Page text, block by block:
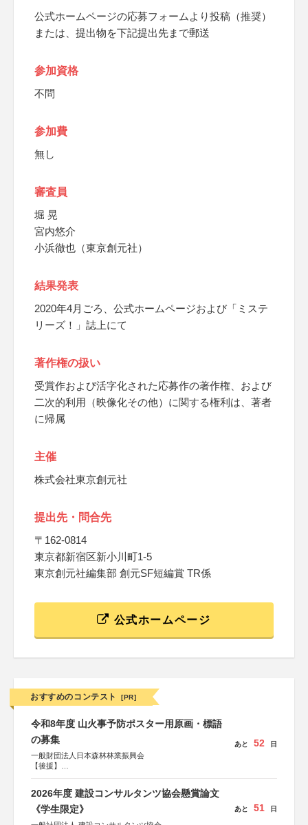
公式ホームページの応募フォームより投稿（推奨）
または、提出物を下記提出先まで郵送
参加資格
不問
参加費
無し
審査員
堀 晃
宮内悠介
小浜徹也（東京創元社）
結果発表
2020年4月ごろ、公式ホームページおよび「ミステ
リーズ！」誌上にて
著作権の扱い
受賞作および活字化された応募作の著作権、および
二次的利用（映像化その他）に関する権利は、著者
に帰属
主催
株式会社東京創元社
提出先・問合先
〒162-0814
東京都新宿区新小川町1-5
東京創元社編集部 創元SF短編賞 TR係
公式ホームページ
おすすめのコンテスト [PR]
令和8年度 山火事予防ポスター用原画・標語
の募集
一般財団法人日本森林林業振興会
【後援】
会、森林火災対策協会
あと 52 日
2026年度 建設コンサルタンツ協会懸賞論文
《学生限定》
あと 51 日